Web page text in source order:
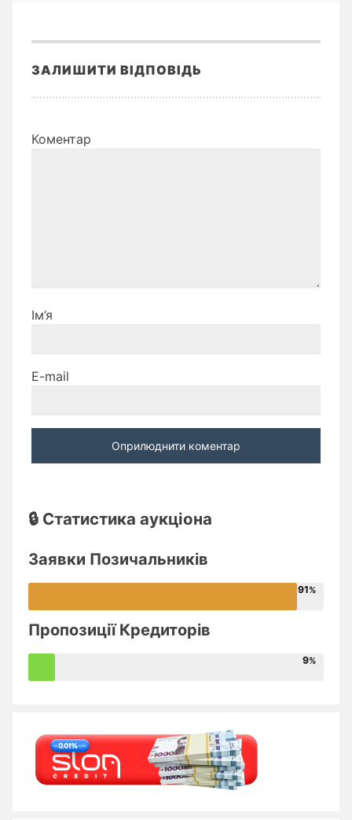
ЗАЛИШИТИ ВІДПОВІДЬ
Коментар
Ім’я
E-mail
🔒 Статистика аукціона
Заявки Позичальників
91
Пропозиції Кредиторів
9